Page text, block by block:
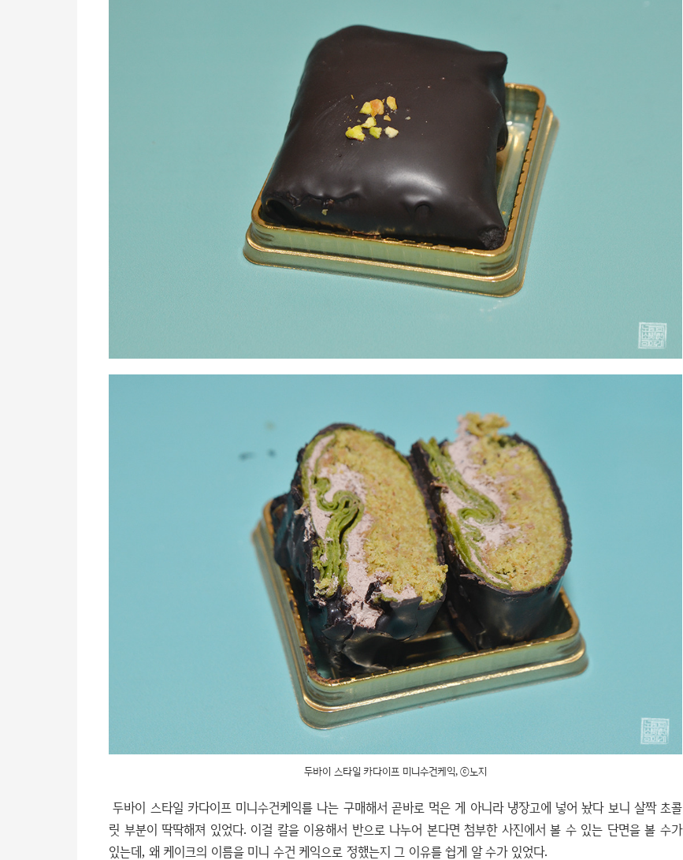
두바이 스타일 카다이프 미니수건케익, ⓒ노지
두바이 스타일 카다이프 미니수건케익를 나는 구매해서 곧바로 먹은 게 아니라 냉장고에 넣어 놨다 보니 살짝 초콜
릿 부분이 딱딱해져 있었다. 이걸 칼을 이용해서 반으로 나누어 본다면 첨부한 사진에서 볼 수 있는 단면을 볼 수가
있는데, 왜 케이크의 이름을 미니 수건 케익으로 정했는지 그 이유를 쉽게 알 수가 있었다.